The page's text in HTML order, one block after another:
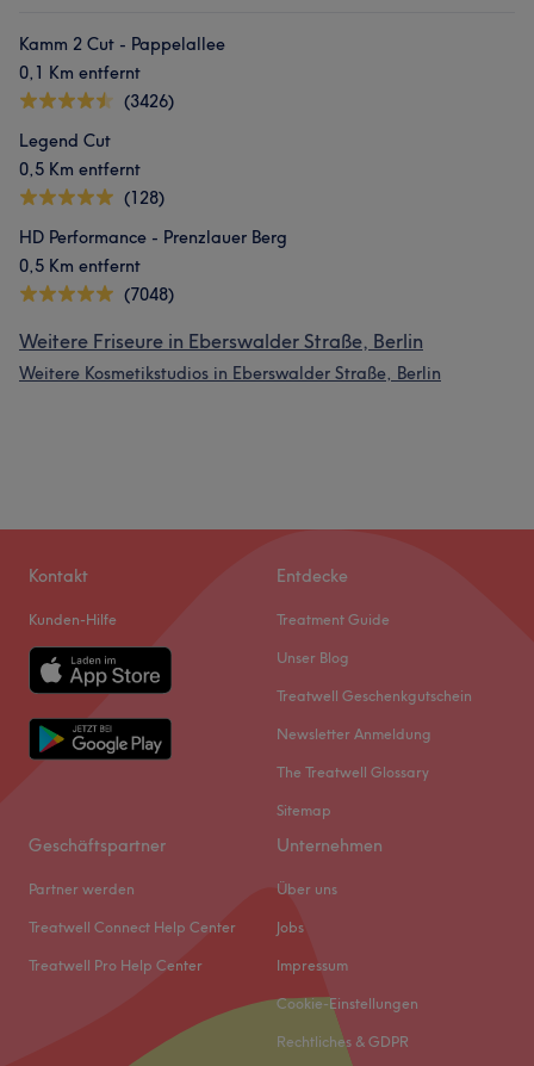
Kamm 2 Cut - Pappelallee
0,1 Km entfernt
(3426)
Legend Cut
0,5 Km entfernt
(128)
HD Performance - Prenzlauer Berg
0,5 Km entfernt
(7048)
Weitere Friseure in Eberswalder Straße, Berlin
Weitere Kosmetikstudios in Eberswalder Straße, Berlin
Kontakt
Kunden-Hilfe
Entdecke
Treatment Guide
Unser Blog
Treatwell Geschenkgutschein
Newsletter Anmeldung
The Treatwell Glossary
Sitemap
Geschäftspartner
Partner werden
Treatwell Connect Help Center
Treatwell Pro Help Center
Unternehmen
Über uns
Jobs
Impressum
Cookie-Einstellungen
Rechtliches & GDPR